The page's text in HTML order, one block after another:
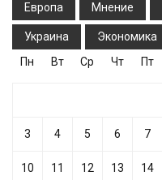
Европа Мнение
Украина
Экономика
Пн
Вт Ср Чт Пт
3 4 5 6 7
10 11 12 13 14